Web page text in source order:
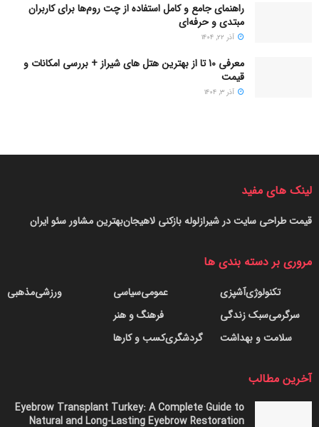
راهنمای جامع و کامل استفاده از چت روم‌ها برای کاربران
مبتدی و حرفه‌ای
آذر ۲۲, ۱۴۰۴
معرفی 10 تا از بهترین هتل های شیراز + بررسی امکانات و
قیمت
آذر ۳, ۱۴۰۴
لینک های مفید
بهترین مشاور سئو ایرانلوله بازکنی لاهیجانقیمت طراحی سایت در شیراز
مروری بر دسته بندی ها
آشپزیتکنولوژی
سبک زندگیسرگرمی
سلامت و بهداشت
سیاسیعمومی
فرهنگ و هنر
کسب و کارهاگردشگری
مذهبیورزشی
آخرین مطالب
Eyebrow Transplant Turkey: A Complete Guide to
Natural and Long-Lasting Eyebrow Restoration